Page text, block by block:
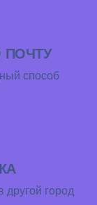
ПОЧТУ
способ
другой город